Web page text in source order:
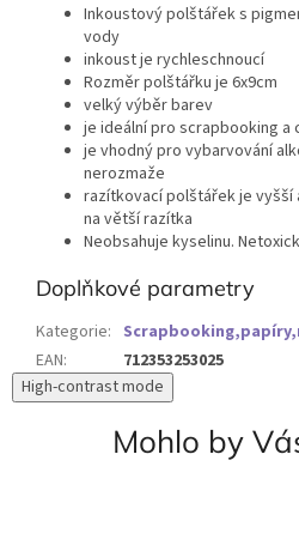
Inkoustový polštářek s
vody
inkoust je rychleschnoucí
Rozměr polštářku je 6x9cm
velký výběr barev
je ideální pro scrapbooking a
je vhodný pro vybarvování
nerozmaže
razítkovací polštářek je vyšší
na větší razítka
Neobsahuje kyselinu.
Doplňkové parametry
Kategorie:
EAN:
712353253025
High-contrast mode
Mohlo by